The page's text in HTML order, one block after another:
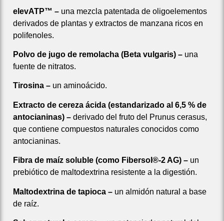
elevATP™ – una mezcla patentada de oligoelementos
derivados de plantas y extractos de manzana ricos en
polifenoles.
Polvo de jugo de remolacha (Beta vulgaris) – una
fuente de nitratos.
Tirosina – un aminoácido.
Extracto de cereza ácida (estandarizado al 6,5 % de
antocianinas) – derivado del fruto del Prunus cerasus,
que contiene compuestos naturales conocidos como
antocianinas.
Fibra de maíz soluble (como Fibersol®-2 AG) – un
prebiótico de maltodextrina resistente a la digestión.
Maltodextrina de tapioca – un almidón natural a base
de raíz.